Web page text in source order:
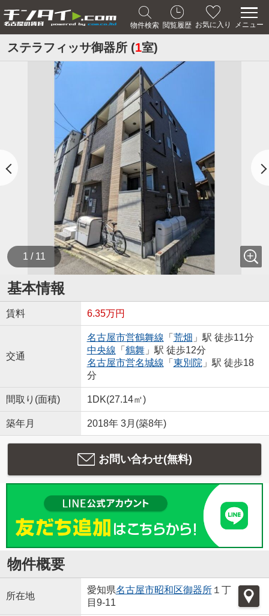
物件検索 閲覧履歴 お気に入り メニュー
ステラフィッサ御器所 (1室)
1 / 11
基本情報
賃料 6.35万円
交通
名古屋市営鶴舞線 「 荒畑 」駅 徒歩11分
中央線 「 鶴舞」駅 徒歩12分
名古屋市営名城線 「 東別院 」駅 徒歩18
分
間取り(面積) 1DK(27.14㎡)
築年月 2018年 3月(築8年)
お問い合わせ(無料)
物件概要
所在地
愛知県名古屋市昭和区御器所１丁
目9-11